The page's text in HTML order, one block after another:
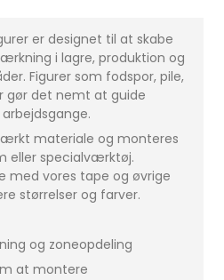
er designet til at skabe
i lagre, produktion og
Figurer som fodspor, pile,
gør det nemt at guide
materiale og monteres
eller specialværktøj.
med vores tape og øvrige
størrelser og farver.
og zoneopdeling
at montere